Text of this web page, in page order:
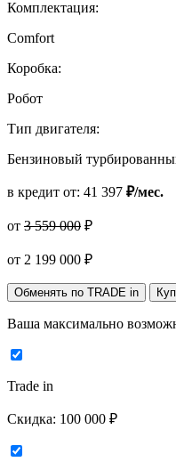
Комплектация:
Comfort
Коробка:
Робот
Тип двигателя:
Бензиновый
в кредит от: 41 397 ₽/мес.
от 3 559 000 ₽
от 2 199 000 ₽
Обменять по TRADE in
Ваша максимально
Trade in
Скидка: 100 000 ₽